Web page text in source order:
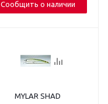
Сообщить о наличии
MYLAR SHAD